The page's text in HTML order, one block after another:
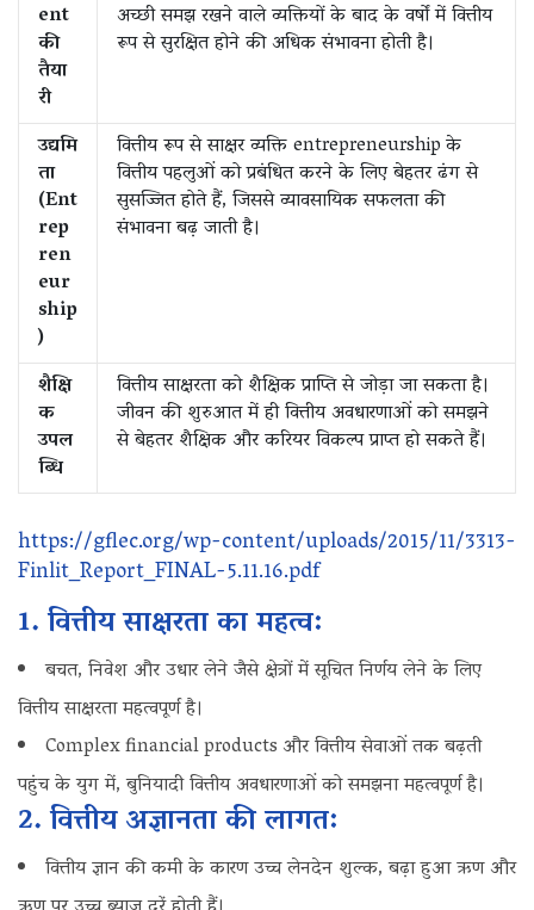
ent
की
तैया
री
अच्छी समझ रखने वाले व्यक्तियों के बाद के वर्षों में वित्तीय
रूप से सुरक्षित होने की अधिक संभावना होती है।
उद्यमि
ता
(Ent
rep
ren
eur
ship
)
वित्तीय रूप से साक्षर व्यक्ति entrepreneurship के
वित्तीय पहलुओं को प्रबंधित करने के लिए बेहतर ढंग से
सुसज्जित होते हैं, जिससे व्यावसायिक सफलता की
संभावना बढ़ जाती है।
शैक्षि
क
उपल
ब्धि
वित्तीय साक्षरता को शैक्षिक प्राप्ति से जोड़ा जा सकता है।
जीवन की शुरुआत में ही वित्तीय अवधारणाओं को समझने
से बेहतर शैक्षिक और करियर विकल्प प्राप्त हो सकते हैं।
https://gflec.org/wp-content/uploads/2015/11/3313-
Finlit_Report_FINAL-5.11.16.pdf
1. वित्तीय साक्षरता का महत्व:
बचत, निवेश और उधार लेने जैसे क्षेत्रों में सूचित निर्णय लेने के लिए
वित्तीय साक्षरता महत्वपूर्ण है।
Complex financial products और वित्तीय सेवाओं तक बढ़ती
पहुंच के युग में, बुनियादी वित्तीय अवधारणाओं को समझना महत्वपूर्ण है।
2. वित्तीय अज्ञानता की लागत:
वित्तीय ज्ञान की कमी के कारण उच्च लेनदेन शुल्क, बढ़ा हुआ ऋण और